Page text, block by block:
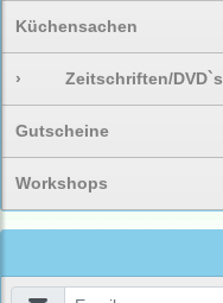
Küchensachen
› Zeitschriften/DVD`s
Gutscheine
Workshops